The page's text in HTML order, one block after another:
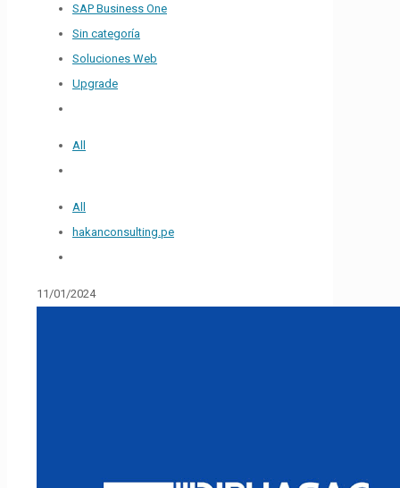
SAP Business One
Sin categoría
Soluciones Web
Upgrade
All
All
hakanconsulting.pe
11/01/2024